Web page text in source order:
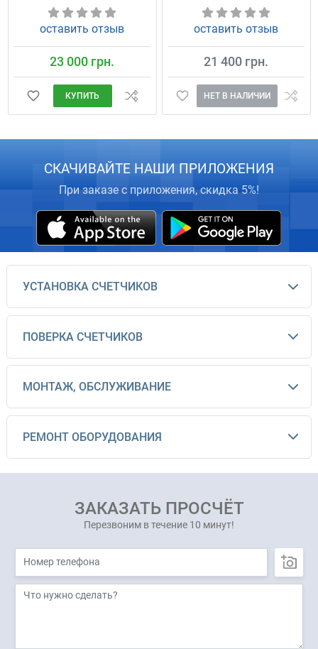
оставить отзыв
23 000 грн.
КУПИТЬ
оставить отзыв
21 400 грн.
НЕТ В НАЛИЧИИ
СКАЧИВАЙТЕ НАШИ ПРИЛОЖЕНИЯ
При заказе с приложения, скидка 5%!
УСТАНОВКА СЧЕТЧИКОВ
ПОВЕРКА СЧЕТЧИКОВ
МОНТАЖ, ОБСЛУЖИВАНИЕ
РЕМОНТ ОБОРУДОВАНИЯ
ЗАКАЗАТЬ ПРОСЧЁТ
Перезвоним в течение 10 минут!